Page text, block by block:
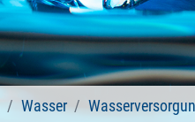
Wasser